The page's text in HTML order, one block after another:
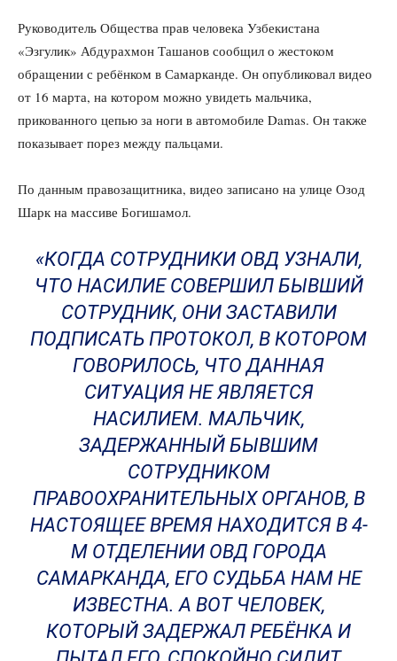
Руководитель Общества прав человека Узбекистана
«Эзгулик» Абдурахмон Ташанов сообщил о жестоком
обращении с ребёнком в Самарканде. Он опубликовал видео
от 16 марта, на котором можно увидеть мальчика,
прикованного цепью за ноги в автомобиле Damas. Он также
показывает порез между пальцами.
По данным правозащитника, видео записано на улице Озод
Шарк на массиве Богишамол.
«КОГДА СОТРУДНИКИ ОВД УЗНАЛИ,
ЧТО НАСИЛИЕ СОВЕРШИЛ БЫВШИЙ
СОТРУДНИК, ОНИ ЗАСТАВИЛИ
ПОДПИСАТЬ ПРОТОКОЛ, В КОТОРОМ
ГОВОРИЛОСЬ, ЧТО ДАННАЯ
СИТУАЦИЯ НЕ ЯВЛЯЕТСЯ
НАСИЛИЕМ. МАЛЬЧИК,
ЗАДЕРЖАННЫЙ БЫВШИМ
СОТРУДНИКОМ
ПРАВООХРАНИТЕЛЬНЫХ ОРГАНОВ, В
НАСТОЯЩЕЕ ВРЕМЯ НАХОДИТСЯ В 4-
М ОТДЕЛЕНИИ ОВД ГОРОДА
САМАРКАНДА, ЕГО СУДЬБА НАМ НЕ
ИЗВЕСТНА. А ВОТ ЧЕЛОВЕК,
КОТОРЫЙ ЗАДЕРЖАЛ РЕБЁНКА И